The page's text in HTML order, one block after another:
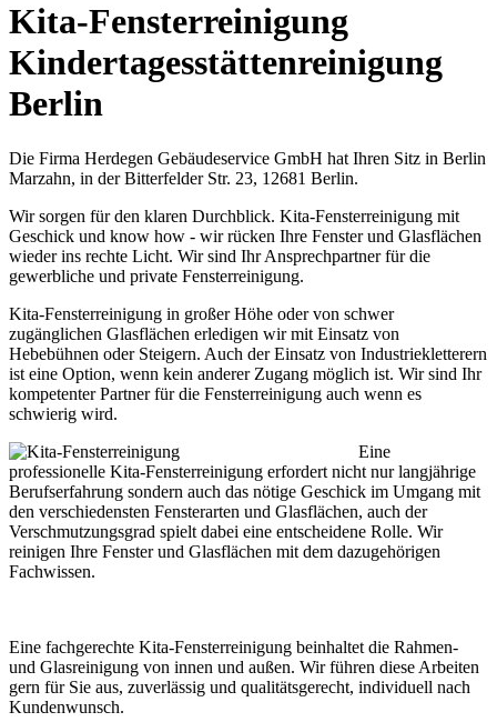
Kita-Fensterreinigung
Kindertagesstättenreinigung
Berlin
Die Firma Herdegen Gebäudeservice GmbH hat Ihren Sitz in Berlin
Marzahn, in der Bitterfelder Str. 23, 12681 Berlin.
Wir sorgen für den klaren Durchblick. Kita-Fensterreinigung mit
Geschick und know how - wir rücken Ihre Fenster und Glasflächen
wieder ins rechte Licht. Wir sind Ihr Ansprechpartner für die
gewerbliche und private Fensterreinigung.
Kita-Fensterreinigung in großer Höhe oder von schwer
zugänglichen Glasflächen erledigen wir mit Einsatz von
Hebebühnen oder Steigern. Auch der Einsatz von Industriekletterern
ist eine Option, wenn kein anderer Zugang möglich ist. Wir sind Ihr
kompetenter Partner für die Fensterreinigung auch wenn es
schwierig wird.
Eine
professionelle Kita-Fensterreinigung erfordert nicht nur langjährige
Berufserfahrung sondern auch das nötige Geschick im Umgang mit
den verschiedensten Fensterarten und Glasflächen, auch der
Verschmutzungsgrad spielt dabei eine entscheidene Rolle. Wir
reinigen Ihre Fenster und Glasflächen mit dem dazugehörigen
Fachwissen.
Eine fachgerechte Kita-Fensterreinigung beinhaltet die Rahmen-
und Glasreinigung von innen und außen. Wir führen diese Arbeiten
gern für Sie aus, zuverlässig und qualitätsgerecht, individuell nach
Kundenwunsch.